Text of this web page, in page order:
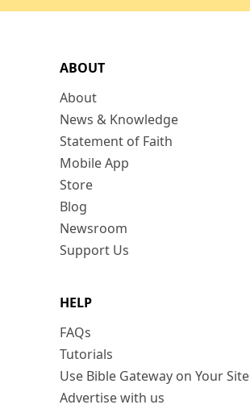
ABOUT
About
News & Knowledge
Statement of Faith
Mobile App
Store
Blog
Newsroom
Support Us
HELP
FAQs
Tutorials
Use Bible Gateway on Your Site
Advertise with us